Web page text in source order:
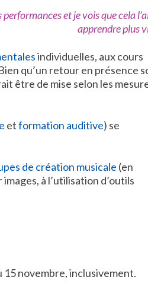
et je vois que cela
apprendre plus
individuelles, aux cours
qu’un retour en présence
être de mise selon les
etformation auditive) se
de création musicale (en
à l’utilisation d’outils
15 novembre, inclusivement.